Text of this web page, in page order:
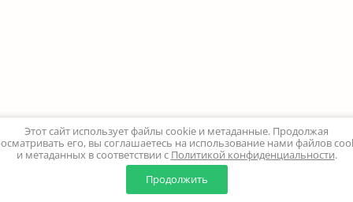
Этот сайт использует файлы cookie и метаданные. Продолжая
его, вы соглашаетесь на использование нами файлов
и метаданных в соответствии с Политикой конфиденциальности.
Продолжить